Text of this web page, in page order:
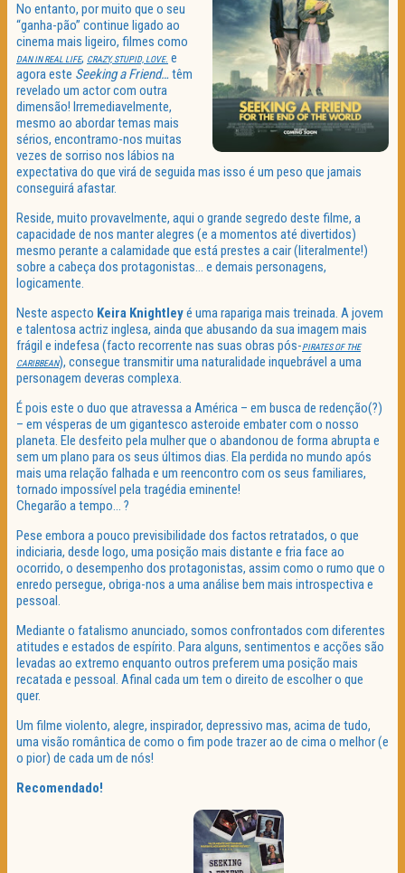
No entanto, por muito que o seu
“ganha-pão” continue ligado ao
cinema mais ligeiro, filmes como
DAN IN REAL LIFE, CRAZY, STUPID, LOVE. e
agora este Seeking a Friend…têm
revelado um actor com outra
dimensão! Irremediavelmente,
mesmo ao abordar temas mais
sérios, encontramo-nos muitas
vezes de sorriso nos lábios na
expectativa do que virá de seguida mas isso é um peso que jamais
conseguirá afastar.
Reside, muito provavelmente, aqui o grande segredo deste filme, a
capacidade de nos manter alegres (e a momentos até divertidos)
mesmo perante a calamidade que está prestes a cair (literalmente!)
sobre a cabeça dos protagonistas… e demais personagens,
logicamente.
Neste aspecto Keira Knightleyé uma rapariga mais treinada. A jovem
e talentosa actriz inglesa, ainda que abusando da sua imagem mais
frágil e indefesa (facto recorrente nas suas obras pós-PIRATES OF THE
CARIBBEAN), consegue transmitir uma naturalidade inquebrável a uma
personagem deveras complexa.
É pois este o duo que atravessa a América – em busca de redenção(?)
– em vésperas de um gigantesco asteroide embater com o nosso
planeta. Ele desfeito pela mulher que o abandonou de forma abrupta e
sem um plano para os seus últimos dias. Ela perdida no mundo após
mais uma relação falhada e um reencontro com os seus familiares,
tornado impossível pela tragédia eminente!
Chegarão a tempo… ?
Pese embora a pouco previsibilidade dos factos retratados, o que
indiciaria, desde logo, uma posição mais distante e fria face ao
ocorrido, o desempenho dos protagonistas, assim como o rumo que o
enredo persegue, obriga-nos a uma análise bem mais introspectiva e
pessoal.
Mediante o fatalismo anunciado, somos confrontados com diferentes
atitudes e estados de espírito. Para alguns, sentimentos e acções são
levadas ao extremo enquanto outros preferem uma posição mais
recatada e pessoal. Afinal cada um tem o direito de escolher o que
quer.
Um filme violento, alegre, inspirador, depressivo mas, acima de tudo,
uma visão romântica de como o fim pode trazer ao de cima o melhor (e
o pior) de cada um de nós!
Recomendado!